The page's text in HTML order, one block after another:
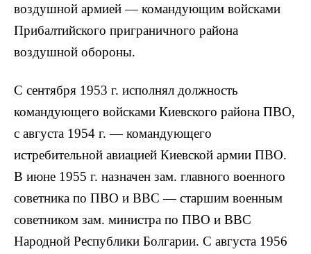
воздушной армией — командующим войсками
Прибалтийского приграничного района
воздушной обороны.
С сентября 1953 г. исполнял должность
командующего войсками Киевского района ПВО,
с августа 1954 г. — командующего
истребительной авиацией Киевской армии ПВО.
В июне 1955 г. назначен зам. главного военного
советника по ПВО и ВВС — старшим военным
советником зам. министра по ПВО и ВВС
Народной Республики Болгарии. С августа 1956